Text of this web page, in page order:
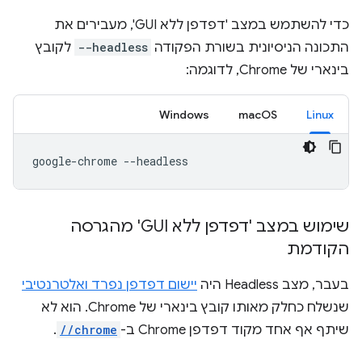
כדי להשתמש במצב 'דפדפן ללא GUI', מעבירים את
התכונה הניסיונית בשורת הפקודה --headless לקובץ
בינארי של Chrome, לדוגמה:
Linux
macOS
Windows
google-chrome
שימוש במצב 'דפדפן ללא GUI' מהגרסה
הקודמת
בעבר, מצב Headless היה
יישום דפדפן נפרד ואלטרנטיבי
שנשלח כחלק מאותו קובץ בינארי של Chrome. הוא לא
שיתף אף אחד מקוד דפדפן Chrome ב-
//chrome
.